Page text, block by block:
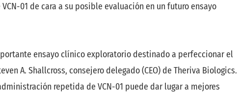
01 de cara a su posible evaluación en un futuro ensayo
ensayo clínico exploratorio destinado a perfeccionar el
A. Shallcross, consejero delegado (CEO) de Theriva Biologics.
repetida de VCN-01 puede dar lugar a mejores